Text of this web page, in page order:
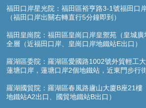
福田口岸星光院：福田區裕亨路3-1號福田口
（福田口岸出關右轉直行5分鐘即到）
福田皇崗院：福田區皇崗口岸皇禦苑（皇城
全層（近福田口岸、皇崗口岸地鐵站E出口）
羅湖區委院：羅湖區愛國路1002號外貿輕工
蓮塘口岸，蓮塘口岸2個地鐵站，近東門步行街
羅湖國貿院：羅湖區春風路廬山大廈B座21樓
地鐵站A2出口、國貿地鐵站B出口）